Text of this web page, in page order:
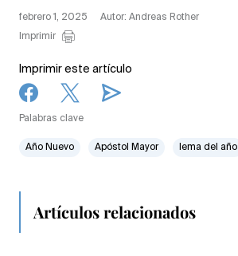
febrero 1, 2025
Autor: Andreas Rother
Imprimir
Imprimir este artículo
Palabras clave
Año Nuevo Apóstol Mayor lema del año
Artículos relacionados